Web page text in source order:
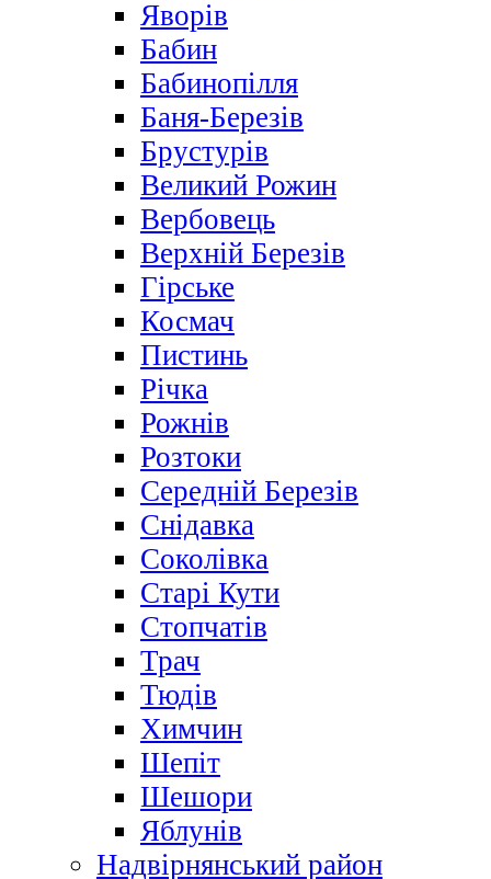
Яворів
Бабин
Бабинопілля
Баня-Березів
Брустурів
Великий Рожин
Вербовець
Верхній Березів
Гірське
Космач
Пистинь
Річка
Рожнів
Розтоки
Середній Березів
Снідавка
Соколівка
Старі Кути
Стопчатів
Трач
Тюдів
Химчин
Шепіт
Шешори
Яблунів
Надвірнянський район